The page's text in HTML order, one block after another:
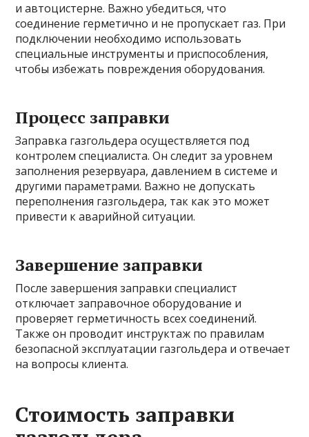
и автоцистерне. Важно убедиться, что
соединение герметично и не пропускает газ. При
подключении необходимо использовать
специальные инструменты и приспособления,
чтобы избежать повреждения оборудования.
Процесс заправки
Заправка газгольдера осуществляется под
контролем специалиста. Он следит за уровнем
заполнения резервуара, давлением в системе и
другими параметрами. Важно не допускать
переполнения газгольдера, так как это может
привести к аварийной ситуации.
Завершение заправки
После завершения заправки специалист
отключает заправочное оборудование и
проверяет герметичность всех соединений.
Также он проводит инструктаж по правилам
безопасной эксплуатации газгольдера и отвечает
на вопросы клиента.
Стоимость заправки